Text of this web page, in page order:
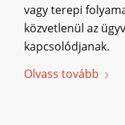
vagy terepi
közvetlenül az
kapcsolódjanak.
Olvass tovább